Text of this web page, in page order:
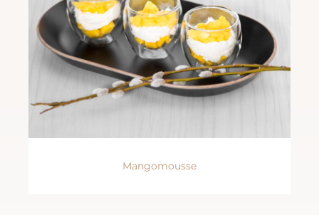
Mangomousse